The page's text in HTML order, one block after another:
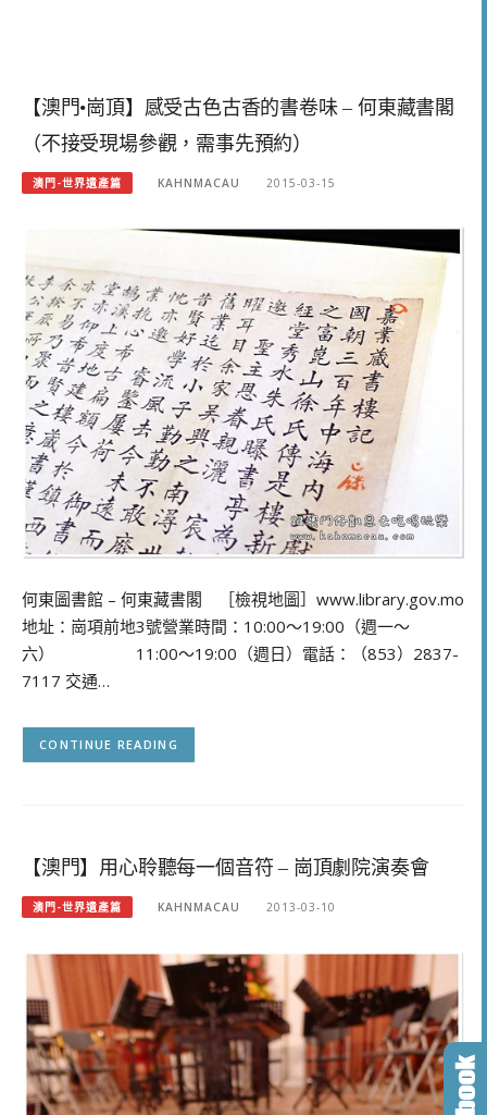
【澳門•崗頂】感受古色古香的書卷味 – 何東藏書閣
（不接受現場參觀，需事先預約）
澳門-世界遺產篇 KAHNMACAU 2015-03-15
何東圖書館 – 何東藏書閣 ［檢視地圖］www.library.gov.mo
地址：崗項前地3號營業時間：10:00～19:00（週一～
六） 11:00～19:00（週日）電話：（853）2837-
7117 交通…
CONTINUE READING
【澳門】用心聆聽每一個音符 – 崗頂劇院演奏會
澳門-世界遺產篇 KAHNMACAU 2013-03-10